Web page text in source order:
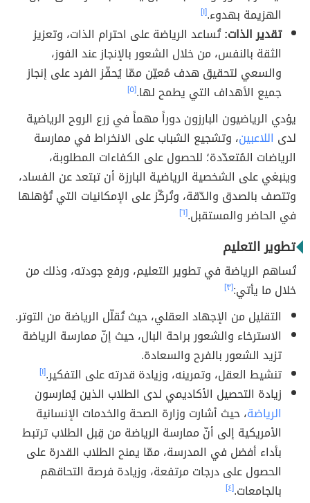
الهزيمة بهدوء.[١]
تقدير الذات:تُساعد الرياضة على احترام الذات، وتعزيز
الثقة بالنفس، من خلال الشعور بالإنجاز عند الفوز،
والسعي لتحقيق هدف مُعيّن ممّا يُحفّز الفرد على إنجاز
جميع الأهداف التي يطمح لها.[٥]
يؤدي الرياضيون البارزون دوراً مهماً في زرع الروح الرياضية
لدى اللاعبين، وتشجيع الشباب على الانخراط في ممارسة
الرياضات المُتعدّدة؛ للحصول على الكفاءات المطلوبة،
وينبغي على الشخصية الرياضية البارزة أن تبتعد عن الفساد،
وتتصف بالصدق والدّقة، وتُركّز على الإمكانيات التي تُؤهلها
في الحاضر والمستقبل.[٦]
تطوير التعليم
تُساهم الرياضة في تطوير التعليم، ورفع جودته، وذلك من
خلال ما يأتي:[٣]
التقليل من الإجهاد العقلي، حيث تُقلّل الرياضة من التوتر.
الاسترخاء والشعور براحة البال، حيث إنّ ممارسة الرياضة
تزيد الشعور بالفرح والسعادة.
تنشيط العقل، وتمرينه، وزيادة قدرته على التفكير.[١]
زيادة التحصيل الأكاديمي لدى الطلاب الذين يُمارسون
الرياضة، حيث أشارت وزارة الصحة والخدمات الإنسانية
الأمريكية إلى أنّ ممارسة الرياضة من قِبل الطلاب ترتبط
بأداء أفضل في المدرسة، ممّا يمنح الطلاب القدرة على
الحصول على درجات مرتفعة، وزيادة فرصة التحاقهم
بالجامعات.[٤]